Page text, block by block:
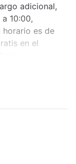
adicional,
10:00,
horario es de
en el
85